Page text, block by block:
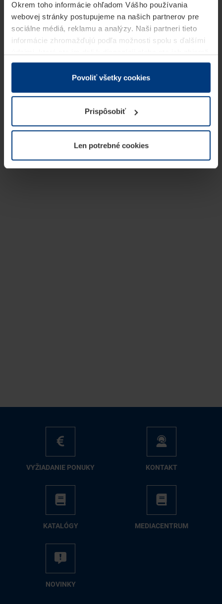
Okrem toho informácie ohľadom Vášho používania
webovej stránky postupujeme na našich partnerov pre
sociálne médiá, reklamu a analýzy. Naši partneri tieto
informácie zhromažďujú podľa možnosti spolu s ďalšími
v rámci Vášho využívania služieb.
Z právneho hľadiska môžeme cookies ukladať na Vašom
prevádzku tejto stránky. Pre všetky ostatné typy cookie
potrebujeme Vaše povolenie. Vaše povolenie môžete
kedykoľvek zmeniť alebo odvolať vo vysvetlení cookie
našej webovej stránky.
Povoliť všetky cookies
Prispôsobiť
Len potrebné cookies
VY­ŽIA­DA­NIE PO­NU­KY KON­TAKT
KA­TA­LÓ­GY ME­DIA­CEN­TRUM
NO­VIN­KY